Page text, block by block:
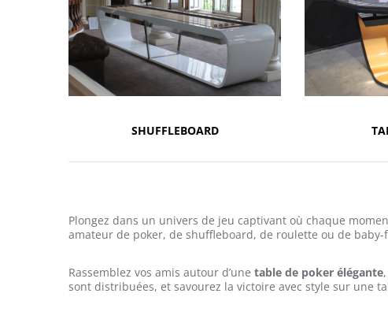
SHUFFLEBOARD
Plongez dans un univers de jeu captivant où chaque
amateur de poker, de shuffleboard, de roulette ou de baby-
Rassemblez vos amis autour d’une table de poker élégante
sont distribuées, et savourez la victoire avec style sur une